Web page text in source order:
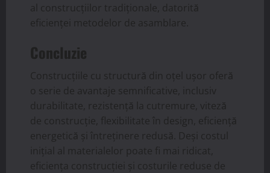
al construcțiilor tradiționale, datorită
eficienței metodelor de asamblare.
Concluzie
Construcțiile cu structură din oțel ușor oferă
o serie de avantaje semnificative, inclusiv
durabilitate, rezistență la cutremure, viteză
de construcție, flexibilitate în design, eficiență
energetică și întreținere redusă. Deși costul
inițial al materialelor poate fi mai ridicat,
eficiența construcției și costurile reduse de